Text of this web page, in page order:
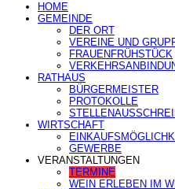
HOME
GEMEINDE
DER ORT
VEREINE UND
FRAUENFRÜHSTÜCK
RATHAUS
BÜRGERMEISTER
PROTOKOLLE
WIRTSCHAFT
GEWERBE
VERANSTALTUNGEN
TERMINE
WEIN ERLEBEN IM